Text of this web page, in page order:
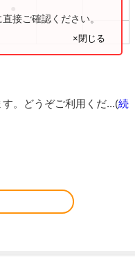
接ご確認ください。
×閉じる
。どうぞご利用くだ...(続